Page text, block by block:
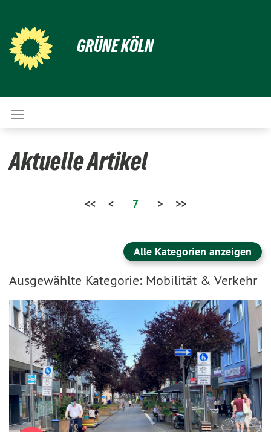
GRÜNE KÖLN
Aktuelle Artikel
<< < 7 > >>
Alle Kategorien anzeigen
Ausgewählte Kategorie: Mobilität & Verkehr